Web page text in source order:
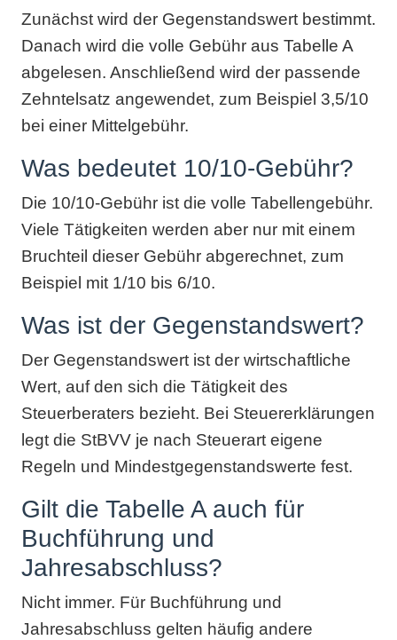
Zunächst wird der Gegenstandswert bestimmt.
Danach wird die volle Gebühr aus Tabelle A
abgelesen. Anschließend wird der passende
Zehntelsatz angewendet, zum Beispiel 3,5/10
bei einer Mittelgebühr.
Was bedeutet 10/10-Gebühr?
Die 10/10-Gebühr ist die volle Tabellengebühr.
Viele Tätigkeiten werden aber nur mit einem
Bruchteil dieser Gebühr abgerechnet, zum
Beispiel mit 1/10 bis 6/10.
Was ist der Gegenstandswert?
Der Gegenstandswert ist der wirtschaftliche
Wert, auf den sich die Tätigkeit des
Steuerberaters bezieht. Bei Steuererklärungen
legt die StBVV je nach Steuerart eigene
Regeln und Mindestgegenstandswerte fest.
Gilt die Tabelle A auch für
Buchführung und
Jahresabschluss?
Nicht immer. Für Buchführung und
Jahresabschluss gelten häufig andere